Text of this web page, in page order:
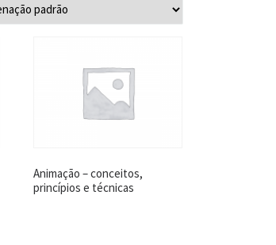
Animação – conceitos,
princípios e técnicas